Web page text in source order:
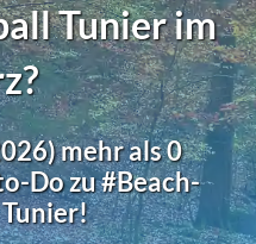
Tunier im
mehr als 0
Do zu #Beach-